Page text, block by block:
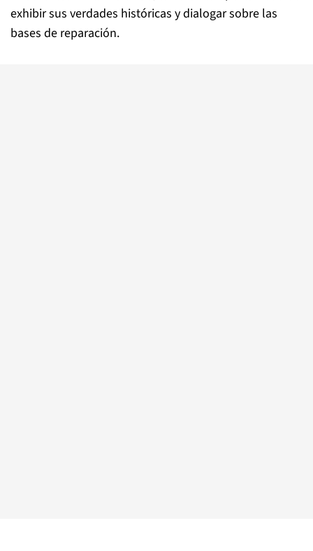
exhibir sus verdades históricas y dialogar sobre las
bases de reparación.